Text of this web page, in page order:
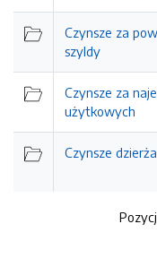
Czynsze za
szyldy
Czynsze za
użytkowych
Czynsze